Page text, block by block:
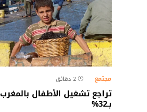
مجتمع 2 دقائق
تراجع تشغيل الأطفال بالمغرب
بـ32%